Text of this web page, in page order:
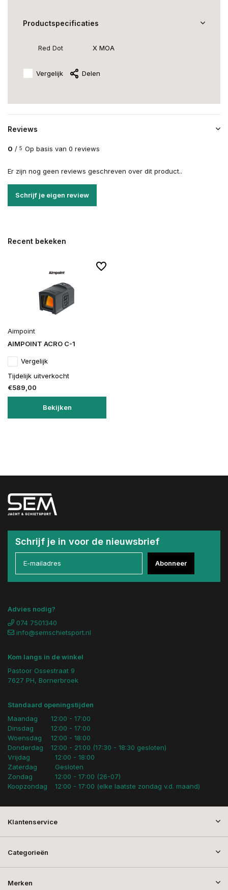
Productspecificaties
Red Dot X MOA
Vergelijk Delen
Reviews
0 / 5 Op basis van 0 reviews
Er zijn nog geen reviews geschreven over dit product..
Schrijf je eigen review
Recent bekeken
Aimpoint
AIMPOINT ACRO C-1
Vergelijk
Tijdelijk uitverkocht
€589,00
Bekijken
Schrijf je in voor de nieuwsbrief
Abonneer
Advies nodig?
074 7501340
info@semschietsport.nl
Kom langs in de winkel
Pastoor Ossestraat 9
7627 PH, Bornerbroek
Standaard openingstijden
Maandag
Dinsdag
Woensdag
Donderdag
12:00 - 17:00
12:00 - 17:00
12:00 - 18:00
12:00 - 21:00 (17:30 - 18:30 gesloten)
Vrijdag
Zaterdag
Zondag
Koopzondag
12:00 - 18:00
Gesloten
12:00 - 17:00 (26-07)
12:00 - 17:00 (elke laatste zondag v.d. maand)
Klantenservice
Categorieën
Merken